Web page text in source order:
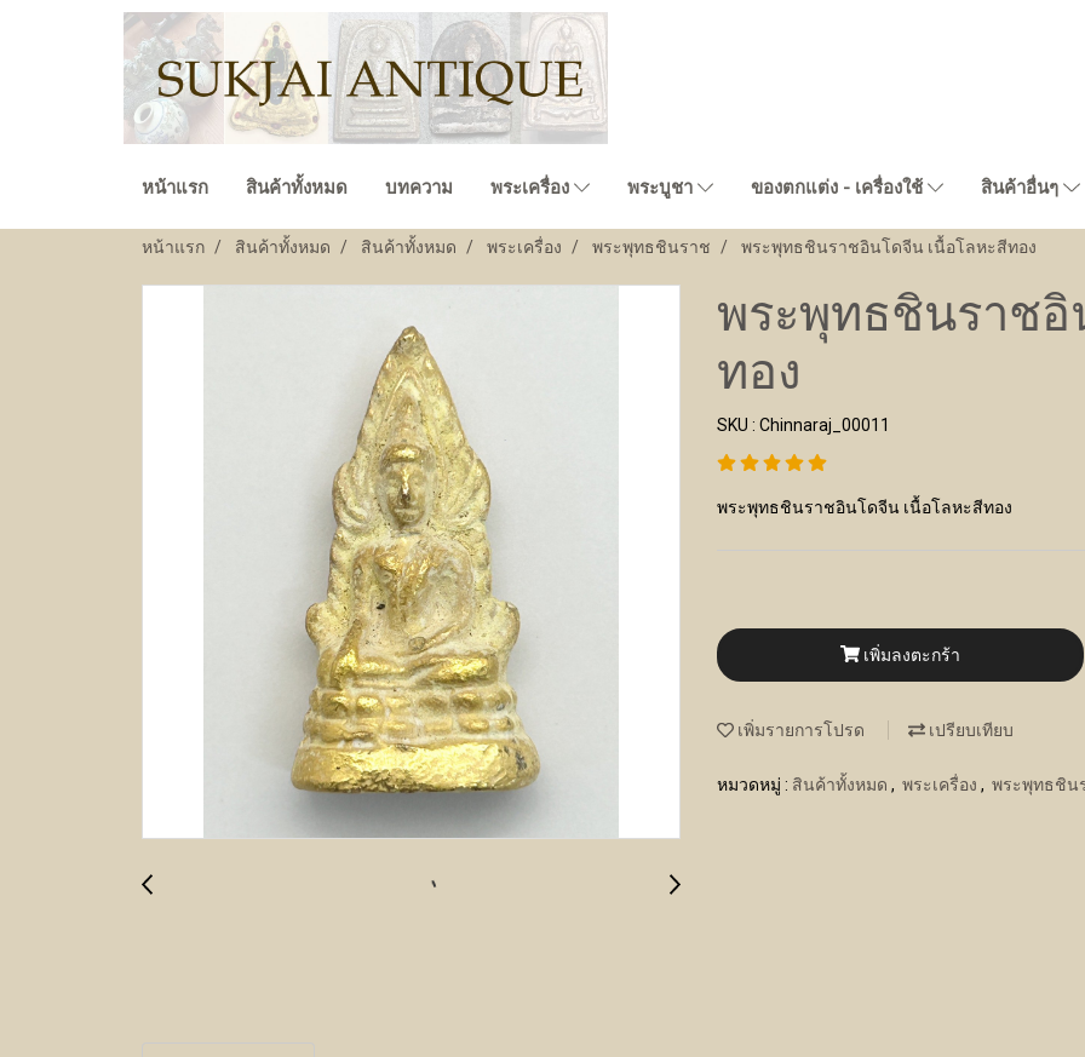
หน้าแรก สินค้าทั้งหมด บทความ พระเครื่อง พระบูชา ของตกแต่ง - เครื่องใช้ สินค้าอื่นๆ
หน้าแรก สินค้าทั้งหมด สินค้าทั้งหมด พระเครื่อง พระพุทธชินราช พระพุทธชินราชอินโดจีน เนื้อโลหะสีทอง
พระพุทธชินราชอิ
ทอง
SKU : Chinnaraj_00011
พระพุทธชินราชอินโดจีน เนื้อโลหะสีทอง
เพิ่มลงตะกร้า
เพิ่มรายการโปรด เปรียบเทียบ
หมวดหมู่ : สินค้าทั้งหมด , พระเครื่อง , พระพุทธชิน